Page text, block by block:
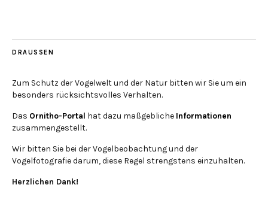
DRAUSSEN
Zum Schutz der Vogelwelt und der Natur bitten wir Sie um ein
besonders rücksichtsvolles Verhalten.
Das Ornitho-Portal hat dazu maßgebliche Informationen
zusammengestellt.
Wir bitten Sie bei der Vogelbeobachtung und der
Vogelfotografie darum, diese Regel strengstens einzuhalten.
Herzlichen Dank!